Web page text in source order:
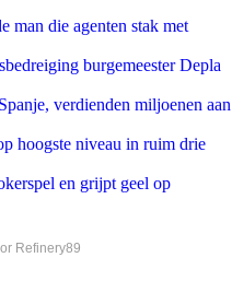
man die agenten stak met
burgemeester Depla
verdienden miljoenen aan
hoogste niveau in ruim drie
en grijpt geel op
Refinery89